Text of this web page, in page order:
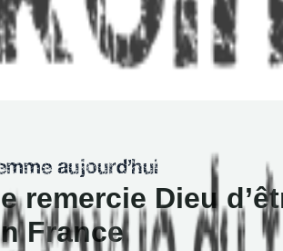
remercie Dieu
France